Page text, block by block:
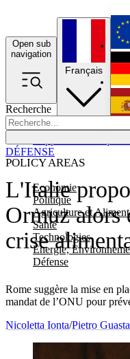
Open sub
navigation
Recherche
POLICY AREAS
Economie
Politique
Agriculture et
Santé
Technologies
Energie,
Défense
Français
L'Italie
Ormuz alors
crise
Rome suggère la mise en
mandat de l’ONU pour
DÉFENSE
Nicoletta Ionta/Pietro